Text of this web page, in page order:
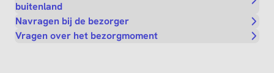
buitenland
Navragen bij de bezorger
Vragen over het bezorgmoment